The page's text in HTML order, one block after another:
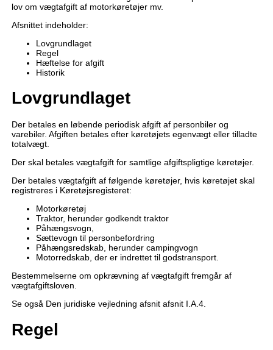
lov om vægtafgift af motorkøretøjer mv.
Afsnittet indeholder:
Lovgrundlaget
Regel
Hæftelse for afgift
Historik
Lovgrundlaget
Der betales en løbende periodisk afgift af personbiler og
varebiler. Afgiften betales efter køretøjets egenvægt eller tilladte
totalvægt.
Der skal betales vægtafgift for samtlige afgiftspligtige køretøjer.
Der betales vægtafgift af følgende køretøjer, hvis køretøjet skal
registreres i Køretøjsregisteret:
Motorkøretøj
Traktor, herunder godkendt traktor
Påhængsvogn,
Sættevogn til personbefordring
Påhængsredskab, herunder campingvogn
Motorredskab, der er indrettet til godstransport.
Bestemmelserne om opkrævning af vægtafgift fremgår af
vægtafgiftsloven.
Se også Den juridiske vejledning afsnit afsnit I.A.4.
Regel